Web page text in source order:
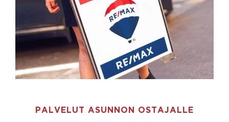
PALVELUT ASUNNON OSTAJALLE